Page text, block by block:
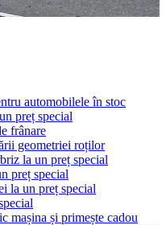
automobilele în stoc
preț special
frânare
geometriei roților
la un preț special
preț special
la un preț special
mașina și primește cadou